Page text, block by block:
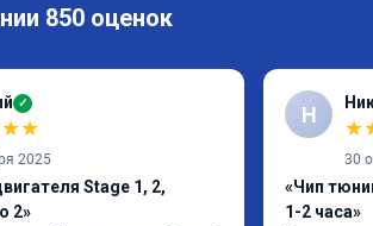
850 оценок
✓
★★
2025
Stage 1, 2,
2»
Н
★
30
«Чип
1-2 часа»